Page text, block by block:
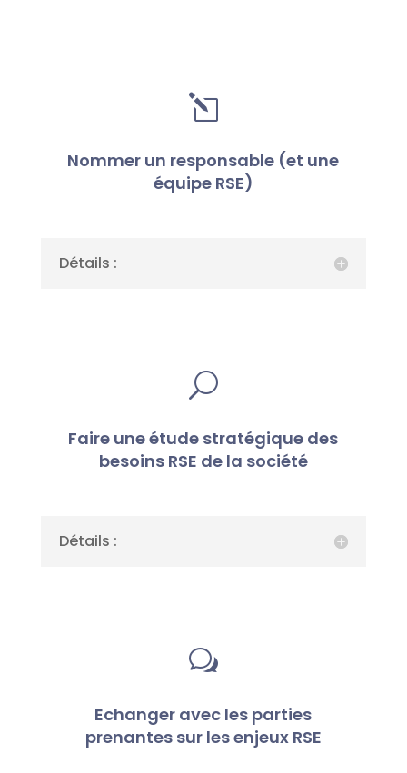
l
Nommer un responsable (et une
équipe RSE)
Détails :
U
Faire une étude stratégique des
besoins RSE de la société
Détails :
w
Echanger avec les parties
prenantes sur les enjeux RSE